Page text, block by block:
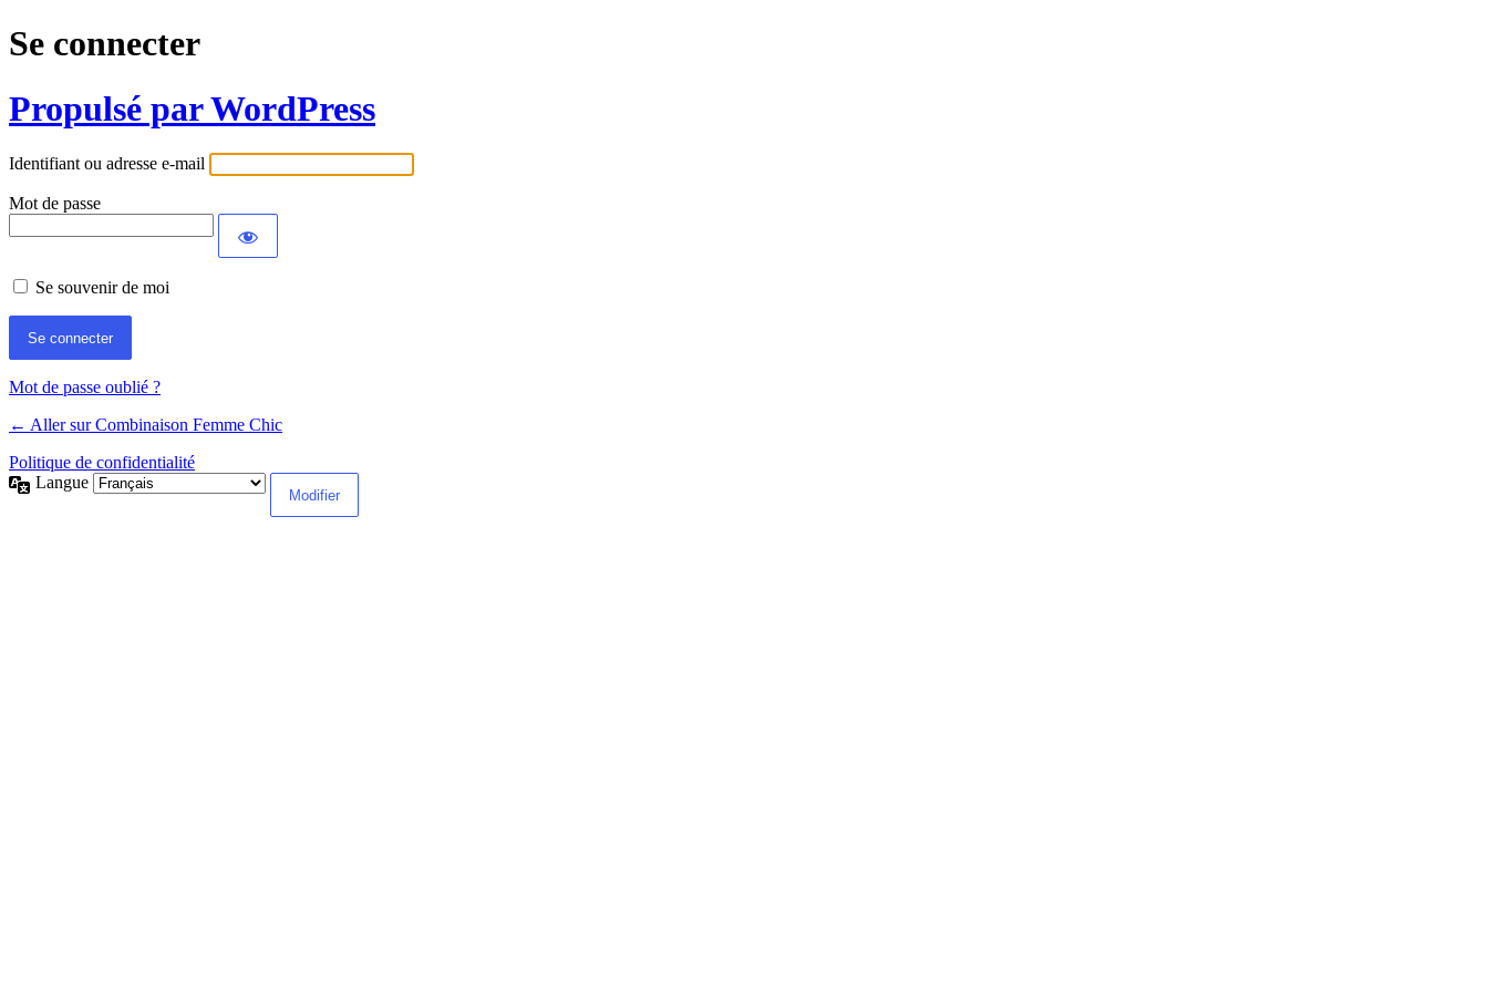
Se connecter
Propulsé par WordPress
Identifiant ou adresse e-mail
Mot de passe
Se souvenir de moi
Mot de passe oublié ?
← Aller sur Combinaison Femme Chic
Politique de confidentialité
Langue